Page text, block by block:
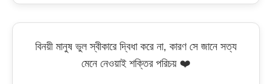
বিনয়ী মানুষ ভুল স্বীকারে দ্বিধা করে না, কারণ সে জানে সত্য
মেনে নেওয়াই শক্তির পরিচয় ❤️